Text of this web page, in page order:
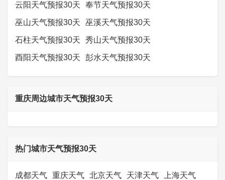
云阳天气预报30天 奉节天气预报30天
巫山天气预报30天 巫溪天气预报30天
石柱天气预报30天 秀山天气预报30天
酉阳天气预报30天 彭水天气预报30天
重庆周边城市天气预报30天
热门城市天气预报30天
成都天气 重庆天气 北京天气 天津天气 上海天气